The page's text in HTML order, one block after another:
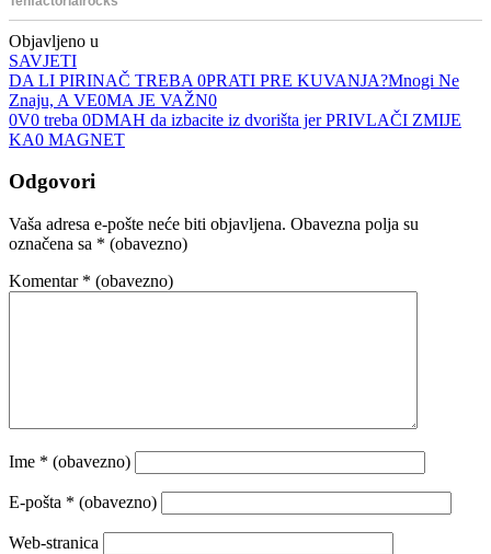
Objavljeno u
SAVJETI
Navigacija
objava
DA LI PIRINAČ TREBA 0PRATI PRE KUVANJA?Mnogi Ne
Znaju, A VE0MA JE VAŽN0
0V0 treba 0DMAH da izbacite iz dvorišta jer PRIVLAČI ZMIJE
KA0 MAGNET
Odgovori
Vaša adresa e-pošte neće biti objavljena. Obavezna polja su
označena sa * (obavezno)
Komentar * (obavezno)
Ime * (obavezno)
E-pošta * (obavezno)
Web-stranica